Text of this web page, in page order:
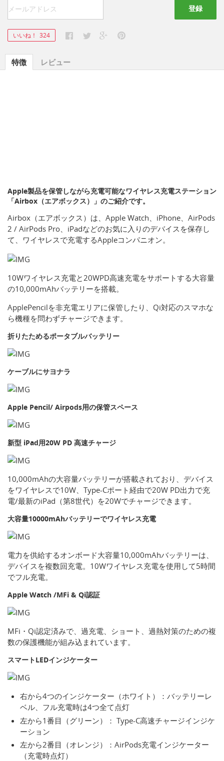
登録
いいね！ 324
特徴 レビュー
Apple製品を保管しながら充電可能なワイヤレス充電ステーション
「Airbox（エアボックス）」のご紹介です。
Airbox（エアボックス）は、Apple Watch、iPhone、AirPods
2 / AirPods Pro、iPadなどのお気に入りのデバイスを保存し
て、ワイヤレスで充電するAppleコンパニオン。
10Wワイヤレス充電と20WPD高速充電をサポートする大容量
の10,000mAhバッテリーを搭載。
ApplePencilを非充電エリアに保管したり、Qi対応のスマホな
ら機種を問わずチャージできます。
折りたためるポータブルバッテリー
ケーブルにサヨナラ
Apple Pencil/ Airpods用の保管スペース
新型 iPad用20W PD 高速チャージ
10,000mAhの大容量バッテリーが搭載されており、デバイス
をワイヤレスで10W、Type-Cポート経由で20W PD出力で充
電/最新のiPad（第8世代）を20Wでチャージできます。
大容量10000mAhバッテリーでワイヤレス充電
電力を供給するオンボード大容量10,000mAhバッテリーは、
デバイスを複数回充電。10Wワイヤレス充電を使用して5時間
でフル充電。
Apple Watch /MFi & Qi認証
MFi・Qi認定済みで、過充電、ショート、過熱対策のための複
数の保護機能が組み込まれています。
スマートLEDインジケーター
右から4つのインジケーター（ホワイト）：バッテリーレ
ベル、フル充電時は4つ全て点灯
左から1番目（グリーン）： Type-C高速チャージインジケ
ーション
左から2番目（オレンジ）：AirPods充電インジケーター
（充電時点灯）